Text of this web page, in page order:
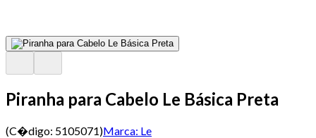
Piranha para Cabelo Le Básica Preta
(C�digo: 5105071)Marca: Le